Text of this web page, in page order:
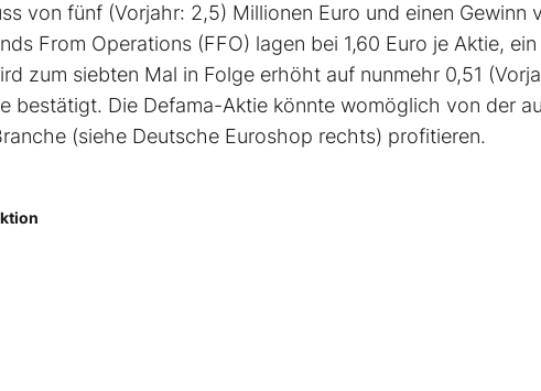
von fünf (Vorjahr: 2,5) Millionen Euro und einen Gewinn
From Operations (FFO) lagen bei 1,60 Euro je Aktie,
zum siebten Mal in Folge erhöht auf nunmehr 0,51
bestätigt. Die Defama-Aktie könnte womöglich von der
(siehe Deutsche Euroshop rechts) profitieren.